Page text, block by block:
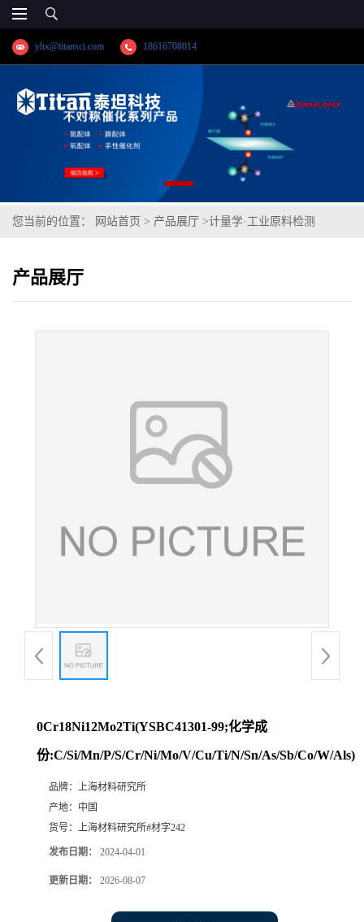
yhx@titansci.com 18616708014
您当前的位置： 网站首页 > 产品展厅 >计量学·工业原料检测
份:C/Si/Mn/P/S/Cr/Ni/Mo/V/Cu/Ti/N/Sn/As/Sb/Co/W/Als)
产品展厅
0Cr18Ni12Mo2Ti(YSBC41301-99;化学成
份:C/Si/Mn/P/S/Cr/Ni/Mo/V/Cu/Ti/N/Sn/As/Sb/Co/W/Als)
品牌： 上海材料研究所
产地： 中国
货号： 上海材料研究所#材字242
发布日期： 2024-04-01
更新日期： 2026-08-07